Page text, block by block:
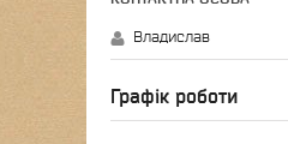
Владислав
Графік роботи